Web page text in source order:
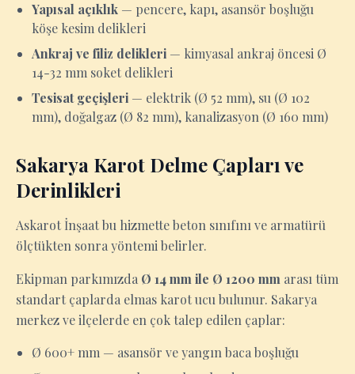
Yapısal açıklık — pencere, kapı, asansör boşluğu
köşe kesim delikleri
Ankraj ve filiz delikleri — kimyasal ankraj öncesi Ø
14-32 mm soket delikleri
Tesisat geçişleri — elektrik (Ø 52 mm), su (Ø 102
mm), doğalgaz (Ø 82 mm), kanalizasyon (Ø 160 mm)
Sakarya Karot Delme Çapları ve
Derinlikleri
Askarot İnşaat bu hizmette beton sınıfını ve armatürü
ölçtükten sonra yöntemi belirler.
Ekipman parkımızda Ø 14 mm ile Ø 1200 mm arası tüm
standart çaplarda elmas karot ucu bulunur. Sakarya
merkez ve ilçelerde en çok talep edilen çaplar:
Ø 600+ mm — asansör ve yangın baca boşluğu